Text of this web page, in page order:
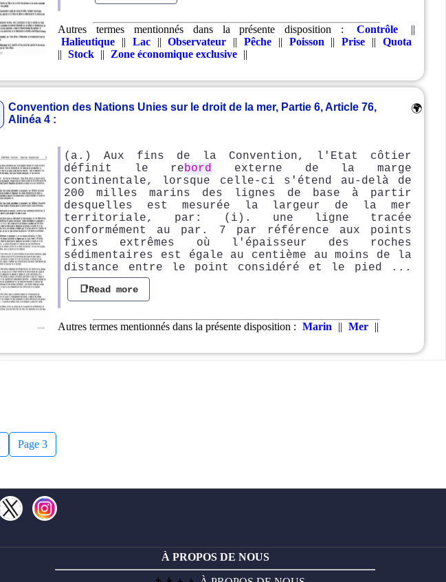
Autres termes mentionnés dans la présente disposition : Contrôle
||
Halieutique
|| Lac || Observateur || Pêche || Poisson || Prise ||
Quota
||
Stock || Zone économique exclusive ||
Convention des Nations Unies sur le droit de la mer, Partie 6, Article 76,
Alinéa 4 :
🌍
(a.) Aux fins de la Convention, l'Etat côtier
définit le rebord externe de la marge
continentale, lorsque celle-ci s'étend au-delà de
200 milles marins des lignes de base à partir
desquelles est mesurée la largeur de la mer
territoriale, par: (i). une ligne tracée
conformément au par. 7 par référence aux points
fixes extrêmes où l'épaisseur des roches
sédimentaires est égale au centième au moins de la
distance entre le point considéré et le pied ...
📑Read more
Autres termes mentionnés dans la présente disposition : Marin || Mer ||
Page 3
À PROPOS DE NOUS